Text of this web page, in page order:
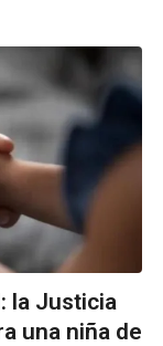
la Justicia
una niña de